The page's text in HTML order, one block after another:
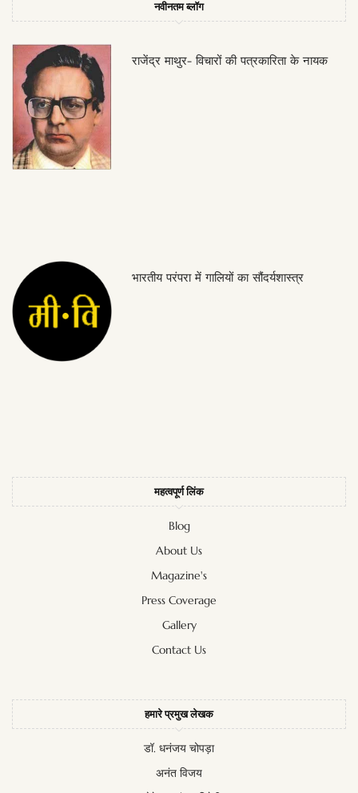
नवीनतम ब्लॉग
राजेंद्र माथुर- विचारों की पत्रकारिता के नायक
भारतीय परंपरा में गालियों का सौंदर्यशास्त्र
महत्वपूर्ण लिंक
Blog
About Us
Magazine's
Press Coverage
Gallery
Contact Us
हमारे प्रमुख लेखक
डॉ. धनंजय चोपड़ा
अनंत विजय